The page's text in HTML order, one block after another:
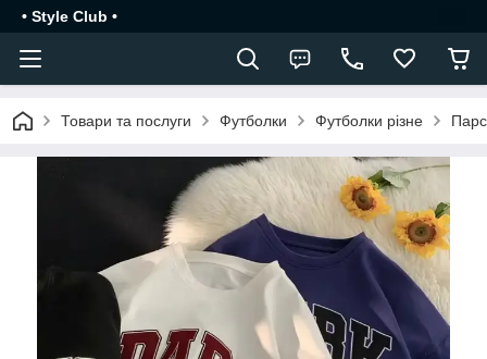
• Style Club •
Товари та послуги Футболки Футболки різне